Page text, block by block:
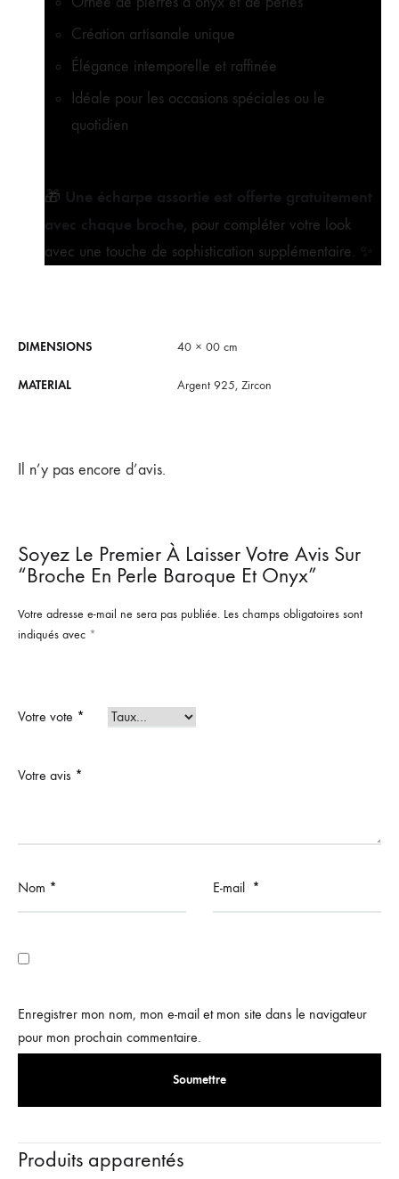
Création artisanale unique
Élégance intemporelle et raffinée
Idéale pour les occasions spéciales ou le
quotidien
🎁 Une écharpe assortie est offerte gratuitement
avec chaque broche, pour compléter votre look
avec une touche de sophistication supplémentaire. ✨
DIMENSIONS 40 × 00 cm
MATERIAL Argent 925, Zircon
Il n’y pas encore d’avis.
Soyez Le Premier À Laisser Votre Avis Sur
“Broche En Perle Baroque Et Onyx”
Votre adresse e-mail ne sera pas publiée. Les champs obligatoires sont
indiqués avec *
Votre vote *
Votre avis *
Nom * E-mail *
Enregistrer mon nom, mon e-mail et mon site dans le navigateur
pour mon prochain commentaire.
Produits apparentés